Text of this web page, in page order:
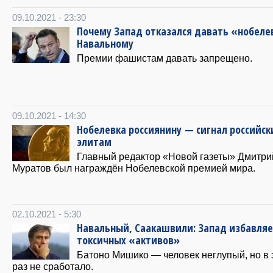
09.10.2021 - 23:30
Почему Запад отказался давать
Навальному
Премии фашистам давать запрещено.
09.10.2021 - 14:30
Нобелевка россиянину — сигнал
элитам
Главный редактор «Новой газеты»
Муратов был награждён Нобелевской премией мира.
02.10.2021 - 5:30
Навальный, Саакашвили: Запад
токсичных «активов»
Батоно Мишико — человек неглупый, но в
раз не сработало.